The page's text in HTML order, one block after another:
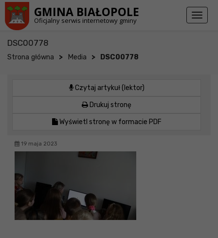
GMINA BIAŁOPOLE
Oficjalny serwis internetowy gminy
Toggle
DSC00778
Strona główna > Media > DSC00778
Czytaj artykuł (lektor)
Drukuj stronę
Wyświetl stronę w formacie PDF
19 maja 2023